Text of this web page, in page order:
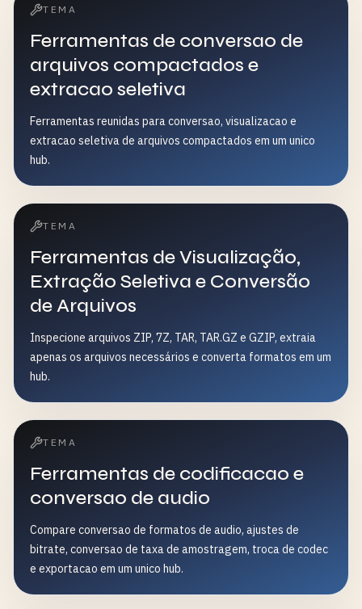
TEMA
Ferramentas de conversao de
arquivos compactados e
extracao seletiva
Ferramentas reunidas para conversao, visualizacao e
extracao seletiva de arquivos compactados em um unico
hub.
TEMA
Ferramentas de Visualização,
Extração Seletiva e Conversão
de Arquivos
Inspecione arquivos ZIP, 7Z, TAR, TAR.GZ e GZIP, extraia
apenas os arquivos necessários e converta formatos em um
hub.
TEMA
Ferramentas de codificacao e
conversao de audio
Compare conversao de formatos de audio, ajustes de
bitrate, conversao de taxa de amostragem, troca de codec
e exportacao em um unico hub.